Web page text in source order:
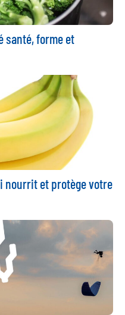
santé, forme et
nourrit et protège votre